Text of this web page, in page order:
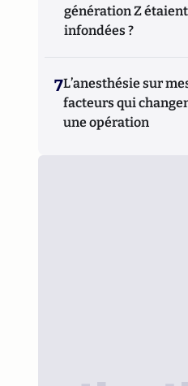
génération Z
infondées ?
7L’anesthésie sur
facteurs qui
une opération